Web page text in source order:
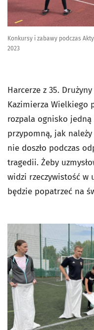
Konkursy i zabawy podczas
2023
Harcerze z 35.
Kazimierza Wielkiego
rozpala ognisko jedną
przypomną, jak
nie doszło podczas
tragedii. Żeby
widzi rzeczywistość
będzie popatrzeć na